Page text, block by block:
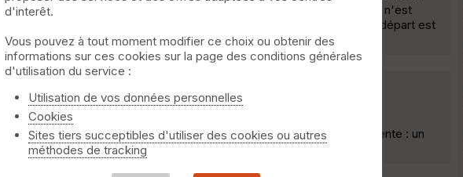
des falaises et au Crêt de Dolca. Si aucune difficulté technique n'est
et demandent une attention particulière quant à l'orientation. 2. Le départ est
le chalet Prisset, le Refuge de la Plate, les chalets Regueras. Descente : un
bois par Montorset. »
d'interêt.
Vous pouvez à tout moment modifier ce choix ou obtenir des
informations sur ces cookies sur la page des conditions générales
d'utilisation du service :
Utilisation de vos données personnelles
Cookies
Sites tiers succeptibles d'utiliser des cookies ou autres
méthodes de tracking